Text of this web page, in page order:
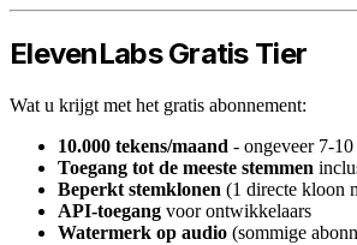
ElevenLabs Gratis Tier
Wat u krijgt met het gratis abonnement:
10.000 tekens/maand - ongeveer 7-
Toegang tot de meeste stemmen
Beperkt stemklonen (1 directe kloon
API-toegang voor ontwikkelaars
Watermerk op audio (sommige